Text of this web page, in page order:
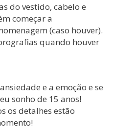
do vestido, cabelo e
começar a
(caso houver).
quando houver
e a emoção e se
sonho de 15 anos!
os detalhes estão